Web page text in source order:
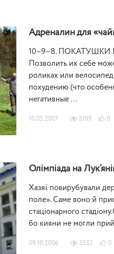
Адреналин для
10–9–8. ПОКАТУШКИ
Позволить их себе
роликах или
похудению (что
негативные …
10.05.2007 3199 0
Олімпіада на
Хазяї повирубували
поле». Саме воно й
стаціонарного
бо кияни не могли
09.10.2006 3552 0